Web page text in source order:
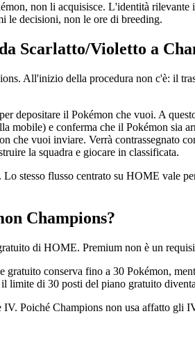
non li acquisisce. L'identità
le decisioni, non le ore di breeding.
Scarlatto/Violetto a
All'inizio della procedura non c'è: il
il Pokémon che vuoi. A
mobile) e conferma che il Pokémon sia
che vuoi inviare. Verrà contrassegnato
la squadra e giocare in classificata.
stesso flusso centrato su HOME vale
Champions?
di HOME. Premium non è un
conserva fino a 30 Pokémon,
limite di 30 posti del piano gratuito
Poiché Champions non usa affatto